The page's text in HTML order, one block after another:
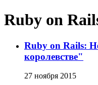
Ruby on
Ruby on Rails:
королевстве"
27 ноября 2015